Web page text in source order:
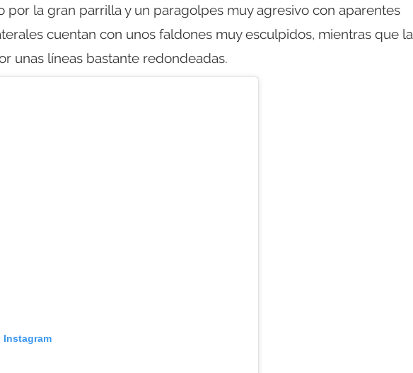
por la gran parrilla y un paragolpes muy agresivo con aparentes
cuentan con unos faldones muy esculpidos, mientras que la
unas líneas bastante redondeadas.
Instagram